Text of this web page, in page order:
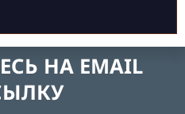
НА EMAIL